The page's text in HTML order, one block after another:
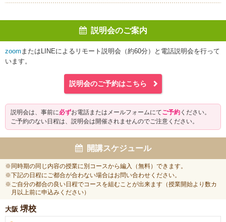
説明会のご案内
zoom またはLINEによるリモート説明会（約60分）と電話説明会を行って
います。
説明会のご予約はこちら
説明会は、事前に必ずお電話またはメールフォームにてご予約 ください。
ご予約のない日程は、説明会は開催されませんのでご注意ください。
開講スケジュール
※同時期の同じ内容の授業に別コースから編入（無料）できます。
※下記の日程にご都合が合わない場合はお問い合わせください。
※ご自分の都合の良い日程でコースを組むことが出来ます（授業開始より数カ
月以上前に申込みください）
大阪 堺校